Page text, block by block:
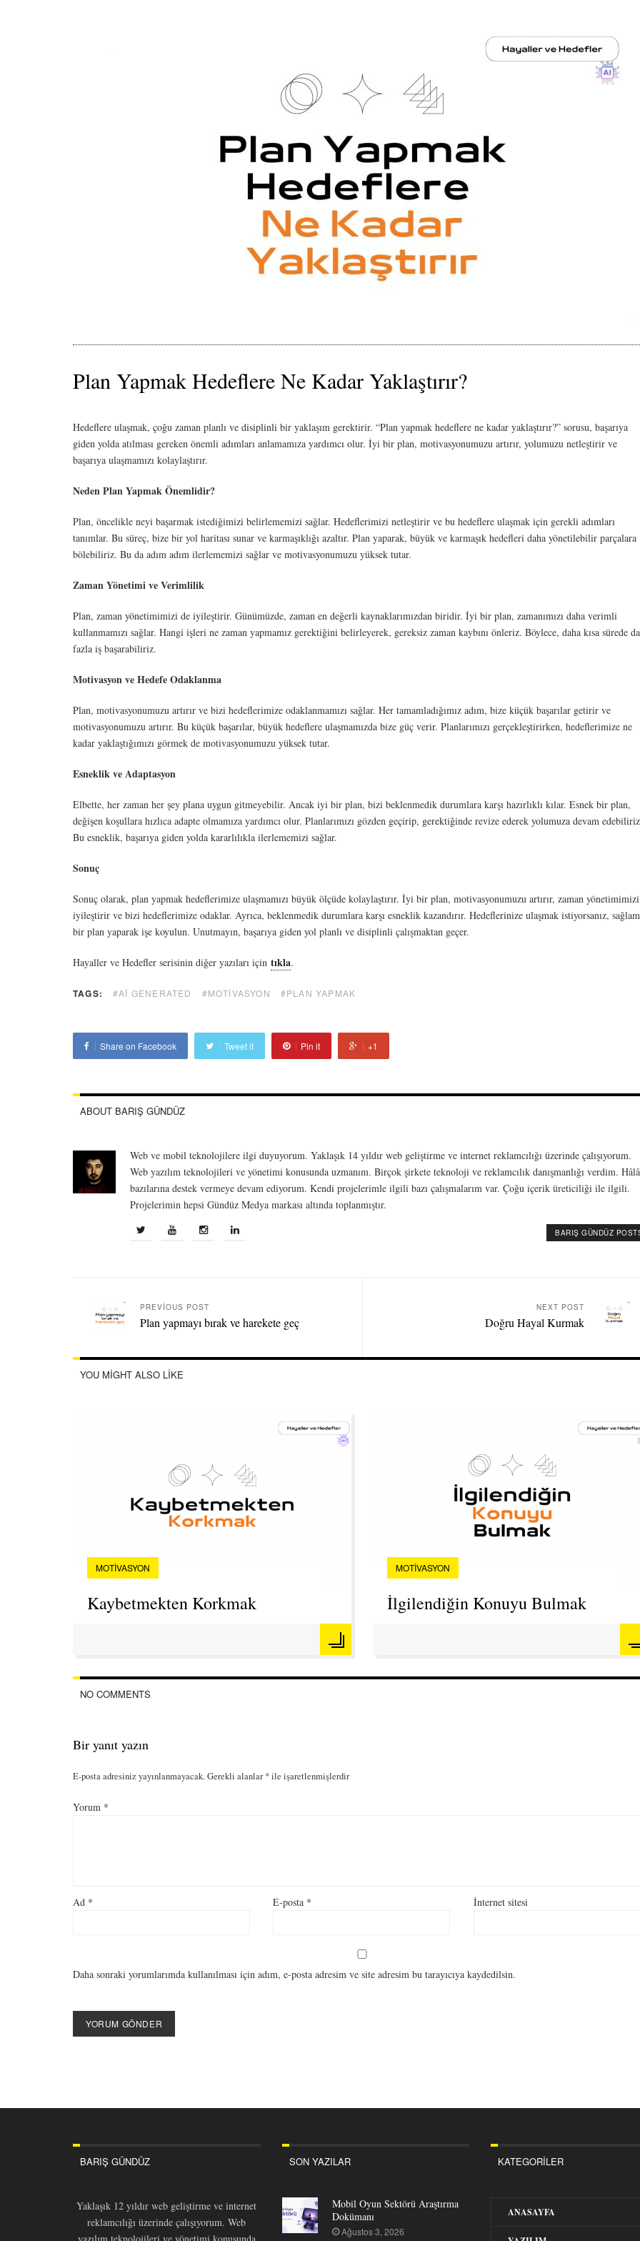
Plan Yapmak Hedeflere Ne Kadar Yaklaştırır?
Hedeflere ulaşmak, çoğu zaman planlı ve disiplinli bir yaklaşım gerektirir. “Plan yapmak hedeflere ne kadar yaklaştırır?” sorusu, başarıya
giden yolda atılması gereken önemli adımları anlamamıza yardımcı olur. İyi bir plan, motivasyonumuzu artırır, yolumuzu netleştirir ve
başarıya ulaşmamızı kolaylaştırır.
Neden Plan Yapmak Önemlidir?
Plan, öncelikle neyi başarmak istediğimizi belirlememizi sağlar. Hedeflerimizi netleştirir ve bu hedeflere ulaşmak için gerekli adımları
tanımlar. Bu süreç, bize bir yol haritası sunar ve karmaşıklığı azaltır. Plan yaparak, büyük ve karmaşık hedefleri daha yönetilebilir parçalara
bölebiliriz. Bu da adım adım ilerlememizi sağlar ve motivasyonumuzu yüksek tutar.
Zaman Yönetimi ve Verimlilik
Plan, zaman yönetimimizi de iyileştirir. Günümüzde, zaman en değerli kaynaklarımızdan biridir. İyi bir plan, zamanımızı daha verimli
kullanmamızı sağlar. Hangi işleri ne zaman yapmamız gerektiğini belirleyerek, gereksiz zaman kaybını önleriz. Böylece, daha kısa sürede
fazla iş başarabiliriz.
Motivasyon ve Hedefe Odaklanma
Plan, motivasyonumuzu artırır ve bizi hedeflerimize odaklanmamızı sağlar. Her tamamladığımız adım, bize küçük başarılar getirir ve
motivasyonumuzu artırır. Bu küçük başarılar, büyük hedeflere ulaşmamızda bize güç verir. Planlarımızı gerçekleştirirken, hedeflerimize ne
kadar yaklaştığımızı görmek de motivasyonumuzu yüksek tutar.
Esneklik ve Adaptasyon
Elbette, her zaman her şey plana uygun gitmeyebilir. Ancak iyi bir plan, bizi beklenmedik durumlara karşı hazırlıklı kılar. Esnek bir plan,
değişen koşullara hızlıca adapte olmamıza yardımcı olur. Planlarımızı gözden geçirip, gerektiğinde revize ederek yolumuza devam
Bu esneklik, başarıya giden yolda kararlılıkla ilerlememizi sağlar.
Sonuç
Sonuç olarak, plan yapmak hedeflerimize ulaşmamızı büyük ölçüde kolaylaştırır. İyi bir plan, motivasyonumuzu artırır, zaman yönetimimizi
iyileştirir ve bizi hedeflerimize odaklar. Ayrıca, beklenmedik durumlara karşı esneklik kazandırır. Hedeflerinize ulaşmak istiyorsanız, sağlam
bir plan yaparak işe koyulun. Unutmayın, başarıya giden yol planlı ve disiplinli çalışmaktan geçer.
Hayaller ve Hedefler serisinin diğer yazıları için tıkla.
TAGS: #AI GENERATED #MOTIVASYON #PLAN YAPMAK
Share on Facebook Tweet it Pin it +1
ABOUT BARIŞ GÜNDÜZ
Web ve mobil teknolojilere ilgi duyuyorum. Yaklaşık 14 yıldır web geliştirme ve internet reklamcılığı üzerinde çalışıyorum.
Web yazılım teknolojileri ve yönetimi konusunda uzmanım. Birçok şirkete teknoloji ve reklamcılık danışmanlığı verdim. Hâlâ
bazılarına destek vermeye devam ediyorum. Kendi projelerimle ilgili bazı çalışmalarım var. Çoğu içerik üreticiliği ile ilgili.
Projelerimin hepsi Gündüz Medya markası altında toplanmıştır.
BARIŞ GÜNDÜZ
PREVIOUS POST
Plan yapmayı bırak ve harekete geç
NEXT POST
Doğru Hayal Kurmak
YOU MIGHT ALSO LIKE
MOTIVASYON
Kaybetmekten Korkmak
MOTIVASYON
İlgilendiğin Konuyu Bulmak
NO COMMENTS
Bir yanıt yazın
E-posta adresiniz yayınlanmayacak.Gerekli alanlar *ile işaretlenmişlerdir
Yorum *
Ad * E-posta * İnternet sitesi
Daha sonraki yorumlarımda kullanılması için adım, e-posta adresim ve site adresim bu tarayıcıya kaydedilsin.
BARIŞ GÜNDÜZ
Yaklaşık 12 yıldır web geliştirme ve internet
reklamcılığı üzerinde çalışıyorum. Web
SON YAZILAR
Mobil Oyun Sektörü Araştırma
Dokümanı
Ağustos 3, 2026
KATEGORILER
ANASAYFA